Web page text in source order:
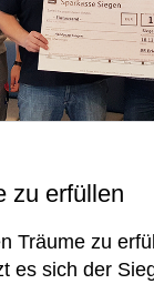
zu erfüllen
Träume zu
es sich der